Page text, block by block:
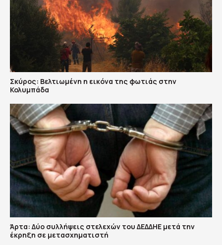
Σκύρος: Βελτιωμένη η εικόνα της φωτιάς στην
Κολυμπάδα
Άρτα: Δύο συλλήψεις στελεχών του ΔΕΔΔΗΕ μετά την
έκρηξη σε μετασχηματιστή